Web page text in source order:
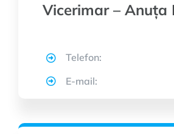
Vicerimar – Anuța
Telefon:
E-mail: